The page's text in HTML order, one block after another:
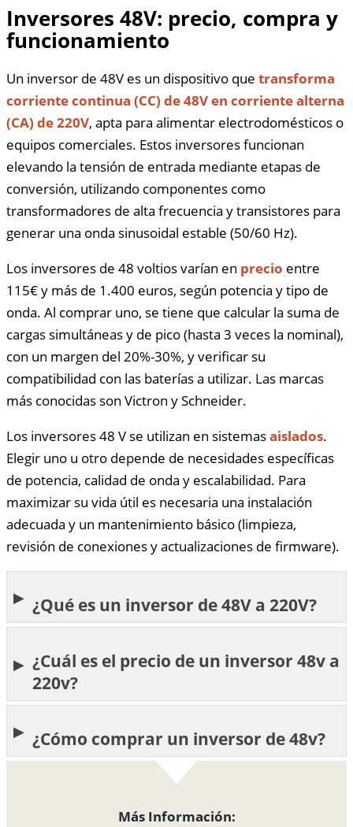
Inversores 48V: precio, compra y
funcionamiento
Un inversor de 48V es un dispositivo que transforma
corriente continua (CC) de 48V en corriente alterna
(CA) de 220V, apta para alimentar electrodomésticos o
equipos comerciales. Estos inversores funcionan
elevando la tensión de entrada mediante etapas de
conversión, utilizando componentes como
transformadores de alta frecuencia y transistores para
generar una onda sinusoidal estable (50/60 Hz).
Los inversores de 48 voltios varían en precio entre
115€ y más de 1.400 euros, según potencia y tipo de
onda. Al comprar uno, se tiene que calcular la suma de
cargas simultáneas y de pico (hasta 3 veces la nominal),
con un margen del 20%-30%, y verificar su
compatibilidad con las baterías a utilizar. Las marcas
más conocidas son Victron y Schneider.
Los inversores 48 V se utilizan en sistemasaislados.
Elegir uno u otro depende de necesidades específicas
de potencia, calidad de onda y escalabilidad. Para
maximizar su vida útil es necesaria una instalación
adecuada y un mantenimiento básico (limpieza,
revisión de conexiones y actualizaciones de firmware).
¿Qué es un inversor de 48V a 220V?
¿Cuál es el precio de un inversor 48v a
220v?
¿Cómo comprar un inversor de 48v?
Más Información: